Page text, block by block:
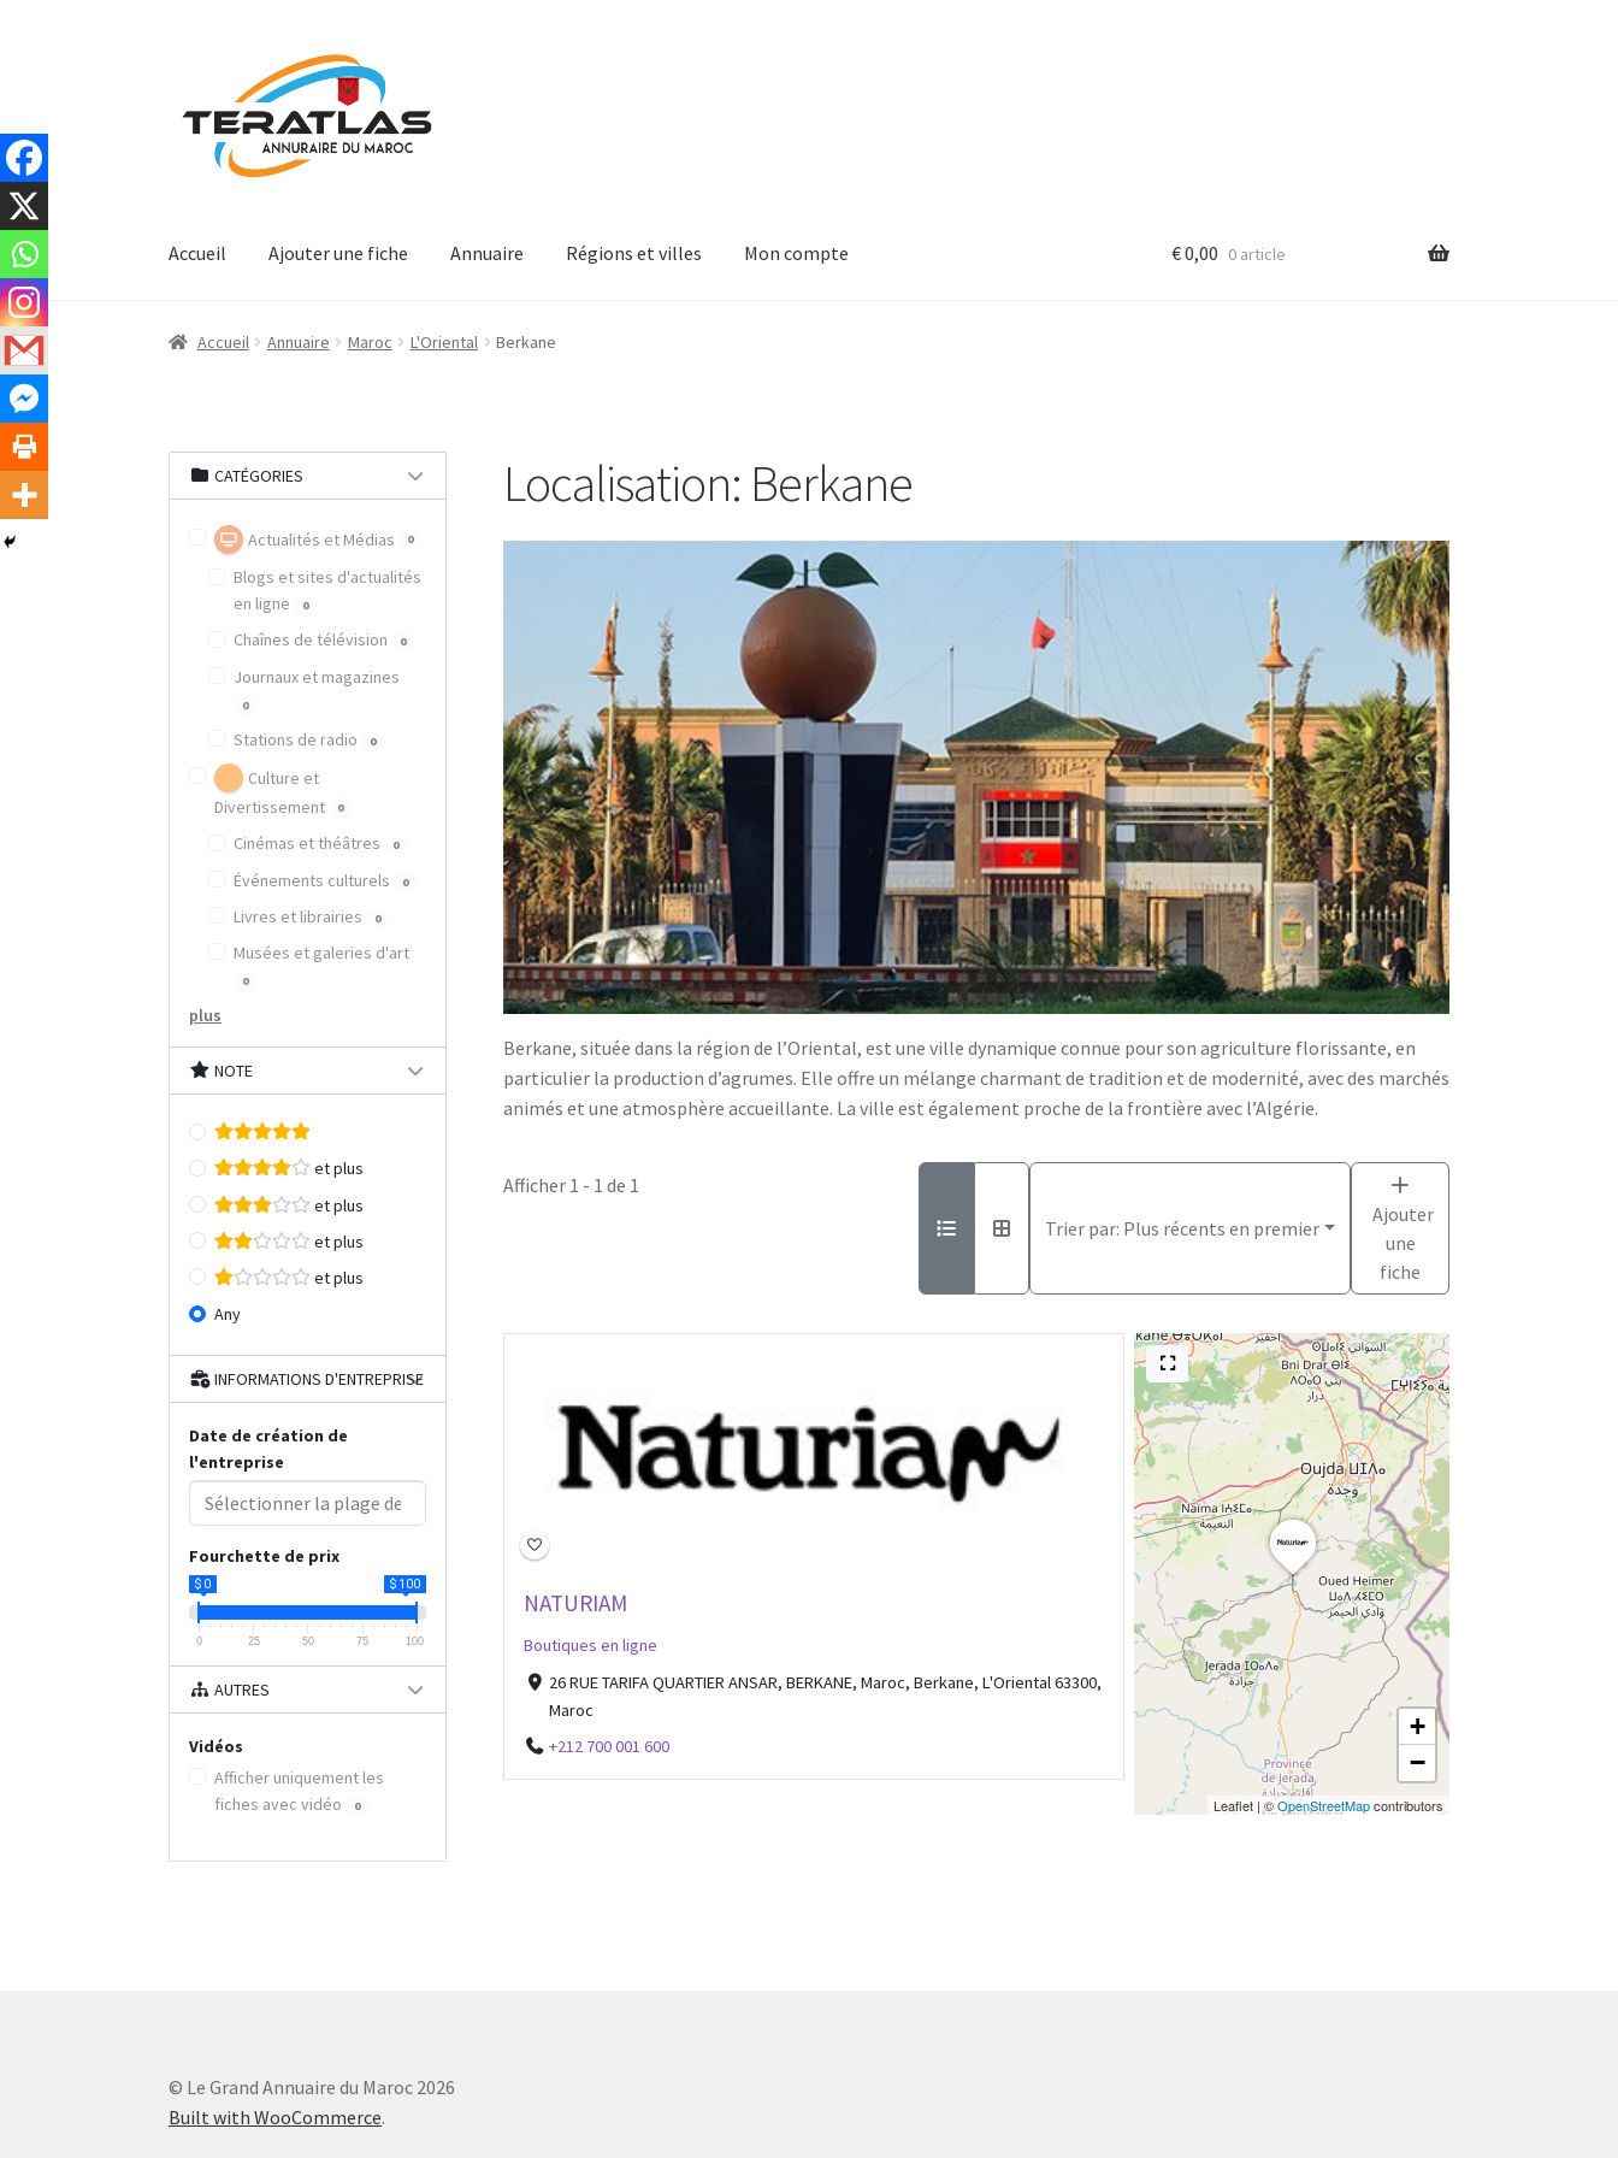
la
navigation
contenu
Accueil Ajouter une fiche Annuaire Régions et villes Mon compte €0,00 0 article
Accueil Annuaire Maroc L'Oriental Berkane
Localisation: Berkane
Berkane, située dans la région de l’Oriental, est une ville dynamique connue pour son agriculture florissante, en
particulier la production d’agrumes. Elle offre un mélange charmant de tradition et de modernité, avec des marchés
animés et une atmosphère accueillante. La ville est également proche de la frontière avec l’Algérie.
Afficher 1 - 1 de 1
Trier par: Plus récents en premier
Ajouter
une
fiche
NATURIAM
Boutiques en ligne
26 RUE TARIFA QUARTIER ANSAR, BERKANE, Maroc, Berkane, L'Oriental 63300,
Maroc
+212 700 001 600
+
−
Leaflet |©OpenStreetMapcontributors
CATÉGORIES
Actualités et Médias 0
Blogs et sites d'actualités
en ligne
0
Chaînes de télévision 0
Journaux et magazines
0
Stations de radio 0
Culture et
Divertissement
0
Cinémas et théâtres 0
Événements culturels 0
Livres et librairies 0
Musées et galeries d'art
0
plus
NOTE
et plus
et plus
et plus
et plus
Any
INFORMATIONS D'ENTREPRISE
Date de création de
l'entreprise
Fourchette de prix
$ 0 $ 100
0 25 50 75 100
AUTRES
Vidéos
Afficher uniquement les
fiches avec vidéo
0
© Le Grand Annuaire du Maroc 2026
Built with WooCommerce.